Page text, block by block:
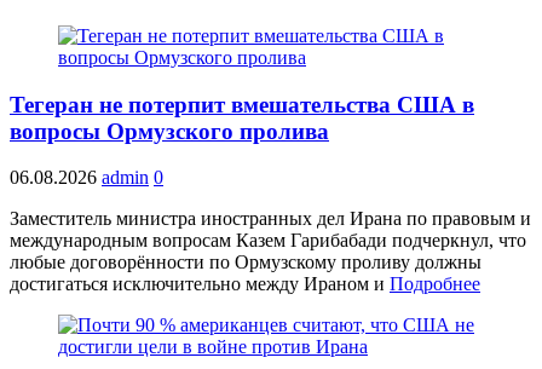
Тегеран не потерпит вмешательства США в
вопросы Ормузского пролива
06.08.2026 admin 0
Заместитель министра иностранных дел Ирана по правовым и
международным вопросам Казем Гарибабади подчеркнул, что
любые договорённости по Ормузскому проливу должны
достигаться исключительно между Ираном и Подробнее